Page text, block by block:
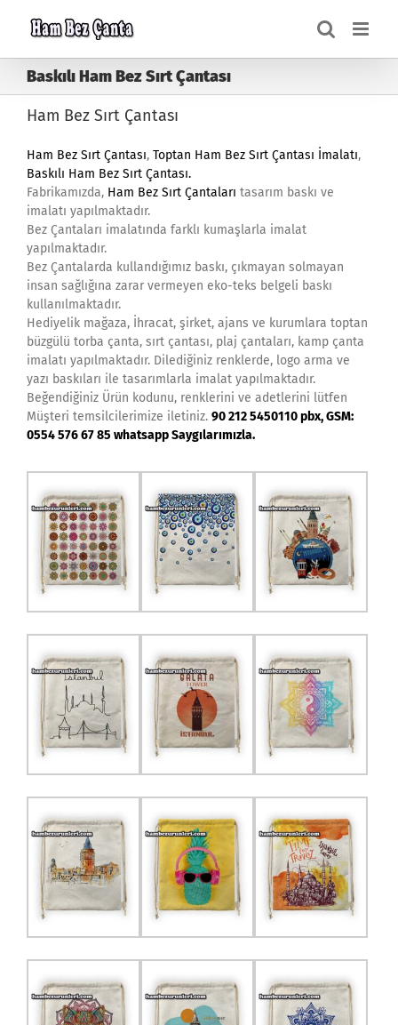
Baskılı Ham Bez Sırt Çantası
Ham Bez Sırt Çantası
Ham Bez Sırt Çantası, Toptan Ham Bez Sırt Çantası İmalatı,
Baskılı Ham Bez Sırt Çantası.
Fabrikamızda, Ham Bez Sırt Çantaları tasarım baskı ve
imalatı yapılmaktadır.
Bez Çantaları imalatında farklı kumaşlarla imalat
yapılmaktadır.
Bez Çantalarda kullandığımız baskı, çıkmayan solmayan
insan sağlığına zarar vermeyen eko-teks belgeli baskı
kullanılmaktadır.
Hediyelik mağaza, İhracat, şirket, ajans ve kurumlara toptan
büzgülü torba çanta, sırt çantası, plaj çantaları, kamp çanta
imalatı yapılmaktadır. Dilediğiniz renklerde, logo arma ve
yazı baskıları ile tasarımlarla imalat yapılmaktadır.
Beğendiğiniz Ürün kodunu, renklerini ve adetlerini lütfen
Müşteri temsilcilerimize iletiniz. 90 212 5450110 pbx, GSM:
0554 576 67 85 whatsapp Saygılarımızla.